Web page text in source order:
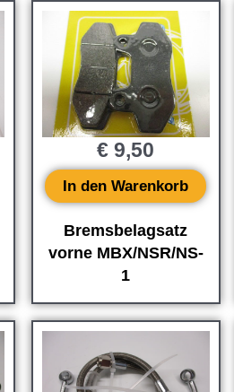
Bremsbelagsatz
vorne MBX/NSR/NS-
1
€ 9,50
In den Warenkorb